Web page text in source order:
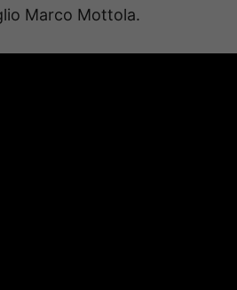
Marco Mottola.